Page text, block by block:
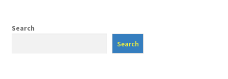
Search
Search